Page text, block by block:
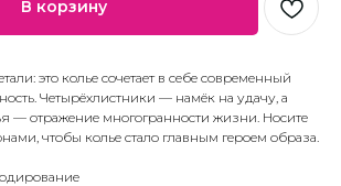
В корзину
это колье сочетает в себе современный
Четырёхлистники — намёк на удачу, а
— отражение многогранности жизни. Носите
чтобы колье стало главным героем образа.